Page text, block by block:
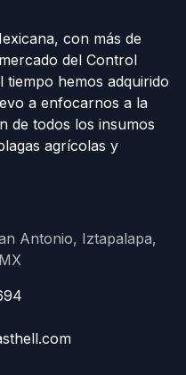
con más de
del Control
tiempo hemos adquirido
a enfocarnos a la
de todos los insumos
agrícolas y
Antonio, Iztapalapa,